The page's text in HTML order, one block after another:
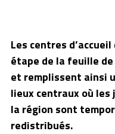
Les centres
étape de la feuille
et remplissent ainsi
lieux centraux où
la région sont
redistribués.